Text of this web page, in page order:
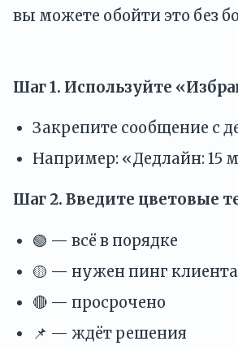
вы можете обойти это без
Шаг 1. Используйте
Закрепите сообщение с
Например: «Дедлайн: 15
Шаг 2. Введите цветовые
🟢 — всё в порядке
🟡 — нужен пинг клиента
🔴 — просрочено
📌 — ждёт решения